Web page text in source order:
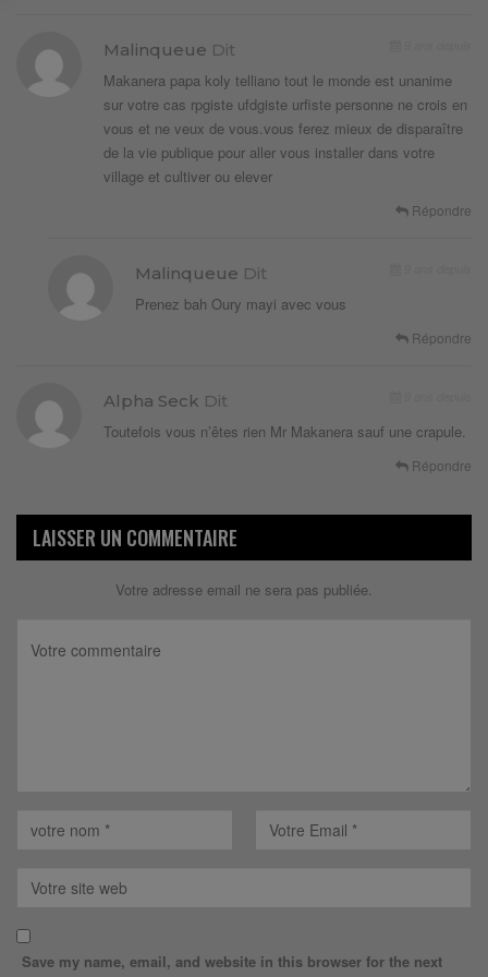
Malinqueue Dit
Makanera papa koly telliano tout le monde est unanime
sur votre cas rpgiste ufdgiste urfiste personne ne crois en
vous et ne veux de vous.vous ferez mieux de disparaître
de la vie publique pour aller vous installer dans votre
village et cultiver ou elever
Répondre
Malinqueue Dit
Prenez bah Oury mayi avec vous
Répondre
Alpha Seck Dit
Toutefois vous n’êtes rien Mr Makanera sauf une crapule.
Répondre
LAISSER UN COMMENTAIRE
Votre adresse email ne sera pas publiée.
Save my name, email, and website in this browser for the next